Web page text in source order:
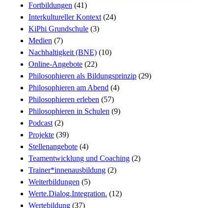
Fortbildungen (41)
Interkultureller Kontext (24)
KiPhi Grundschule (3)
Medien (7)
Nachhaltigkeit (BNE) (10)
Online-Angebote (22)
Philosophieren als Bildungsprinzip (29)
Philosophieren am Abend (4)
Philosophieren erleben (57)
Philosophieren in Schulen (9)
Podcast (2)
Projekte (39)
Stellenangebote (4)
Teamentwicklung und Coaching (2)
Trainer*innenausbildung (2)
Weiterbildungen (5)
Werte.Dialog.Integration. (12)
Wertebildung (37)